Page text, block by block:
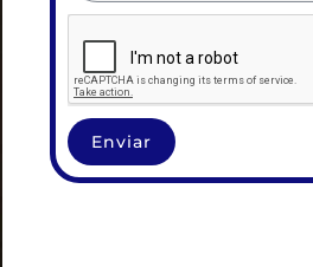
Enviar